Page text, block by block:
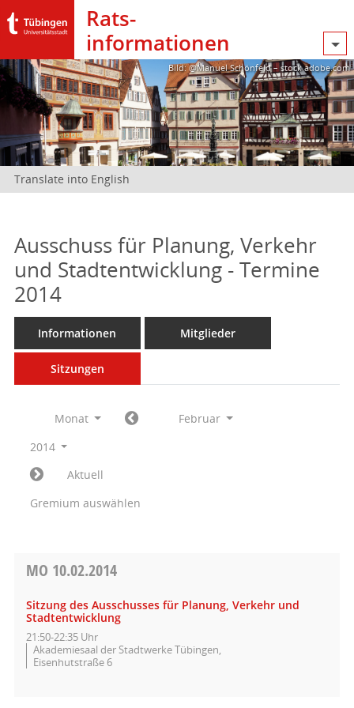
Rats­
informationen
Bild: @Manuel Schönfeld – stock.adobe.com
Translate into English
Ausschuss für Planung, Verkehr
und Stadtentwicklung - Termine
2014
Informationen Mitglieder
Sitzungen
Monat
Februar
2014
Aktuell
Gremium auswählen
MO 10.02.2014
Sitzung des Ausschusses für Planung, Verkehr und
Stadtentwicklung
21:50-22:35 Uhr
Akademiesaal der Stadtwerke Tübingen,
Eisenhutstraße 6